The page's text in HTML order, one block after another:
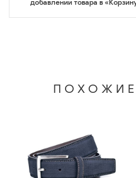
добавлении товара в